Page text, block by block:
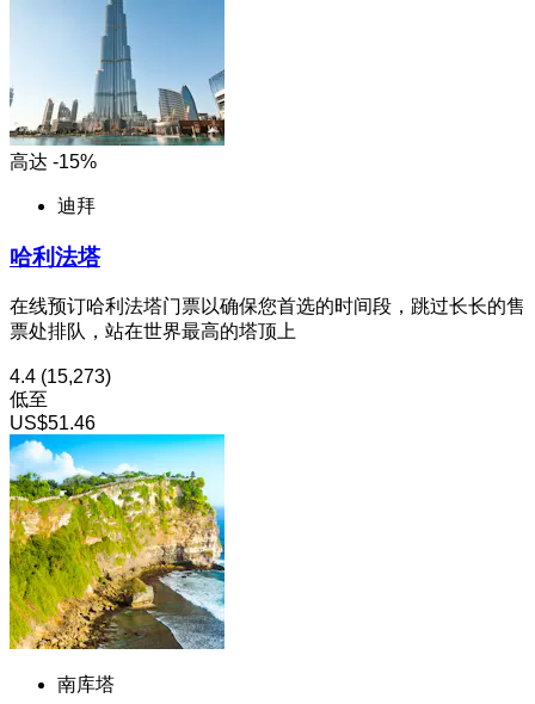
高达 -15%
迪拜
哈利法塔
在线预订哈利法塔门票以确保您首选的时间段，跳过长长的售
票处排队，站在世界最高的塔顶上
4.4 (15,273)
低至
US$51.46
南库塔